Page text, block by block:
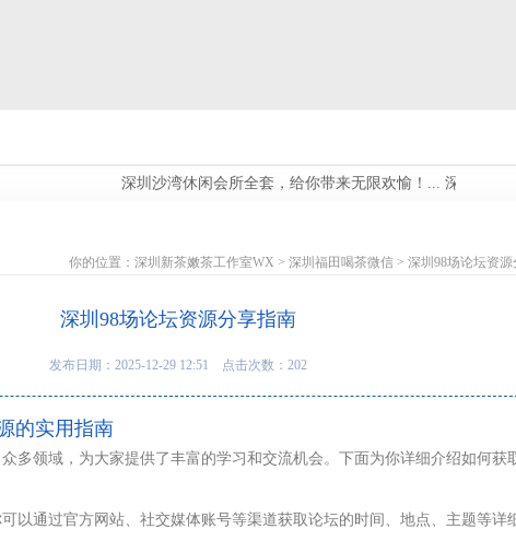
深圳沙湾休闲会所全套，给你带来无限欢愉！... 深圳碧海会
你的位置： 深圳新茶嫩茶工作室WX > 深圳福田喝茶微信 > 深圳98场论坛资
深圳98场论坛资源分享指南
发布日期：2025-12-29 12:51 点击次数：202
的实用指南
多领域，为大家提供了丰富的学习和交流机会。下面为你详细介绍如何获
以通过官方网站、社交媒体账号等渠道获取论坛的时间、地点、主题等详